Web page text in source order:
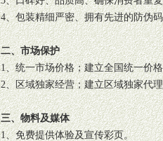
4、包装精细严密、拥有先进的防伪
二、市场保护
1、统一市场价格；建立全国统一价
2、区域独家经营；建立区域独家代
三、物料及媒体
1、免费提供体验及宣传彩页。